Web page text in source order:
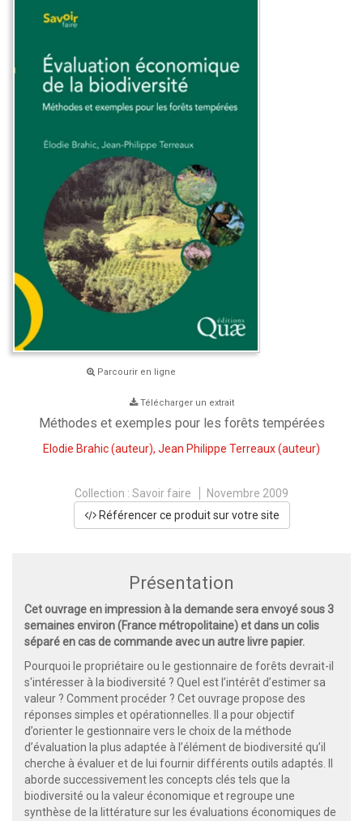
Parcourir en ligne
Télécharger un extrait
Méthodes et exemples pour les forêts tempérées
Elodie Brahic(auteur), Jean Philippe Terreaux(auteur)
Collection : Savoir faire
Novembre 2009
Référencer ce produit sur votre site
Présentation
Cet ouvrage en impression à la demande sera envoyé sous 3
semaines environ (France métropolitaine) et dans un colis
séparé en cas de commande avec un autre livre papier.
Pourquoi le propriétaire ou le gestionnaire de forêts devrait-il
s'intéresser à la biodiversité ? Quel est l’intérêt d’estimer sa
valeur ? Comment procéder ? Cet ouvrage propose des
réponses simples et opérationnelles. Il a pour objectif
d’orienter le gestionnaire vers le choix de la méthode
d’évaluation la plus adaptée à l’élément de biodiversité qu’il
cherche à évaluer et de lui fournir différents outils adaptés. Il
aborde successivement les concepts clés tels que la
biodiversité ou la valeur économique et regroupe une
synthèse de la littérature sur les évaluations économiques de